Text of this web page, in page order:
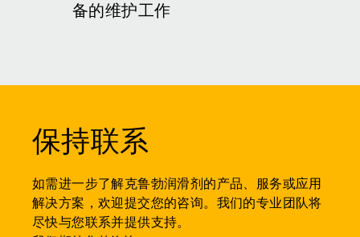
备的维护工作
保持联系
如需进一步了解克鲁勃润滑剂的产品、服务或应用
解决方案，欢迎提交您的咨询。我们的专业团队将
尽快与您联系并提供支持。